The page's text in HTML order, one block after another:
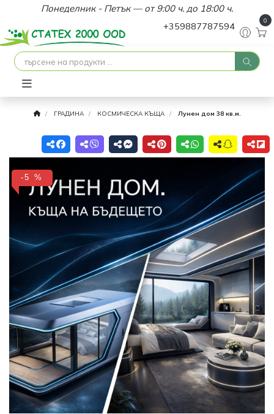
Понеделник - Петък — от 9:00 ч. до 18:00 ч.
+359887787594
0
ГРАДИНА КОСМИЧЕСКА КЪЩА Лунен дом 38 кв.м.
-5 %